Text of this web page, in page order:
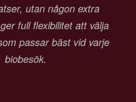
utan någon extra
full flexibilitet att välja
passar bäst vid varje
biobesök.